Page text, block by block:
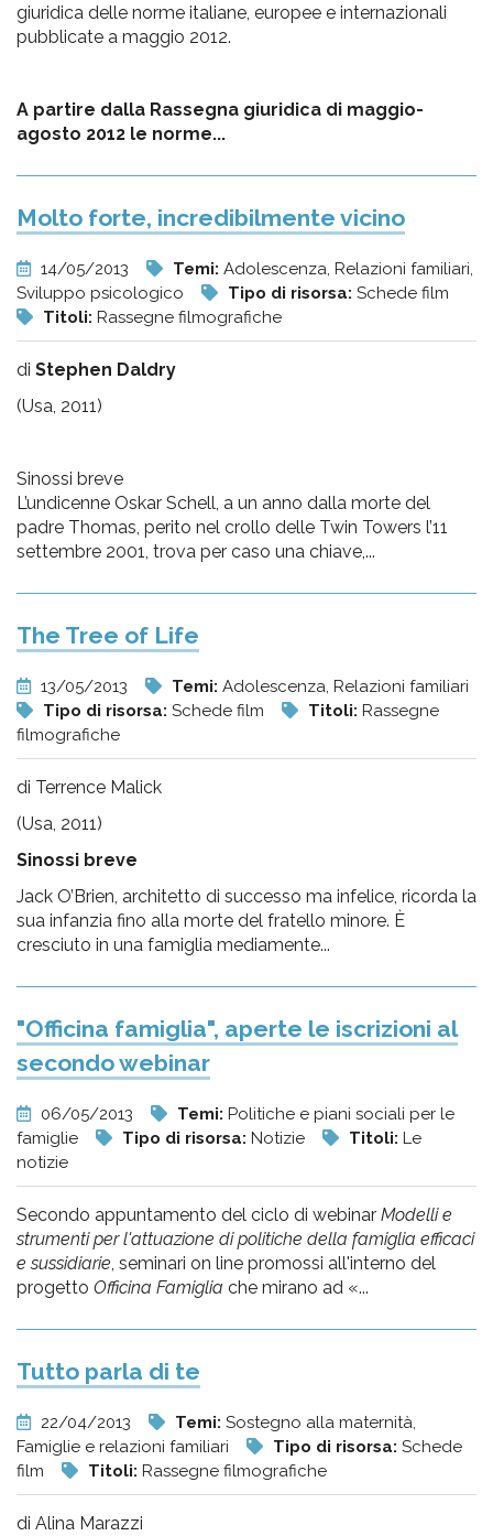
giuridica delle norme italiane, europee e internazionali
pubblicate a maggio 2012.
A partire dalla Rassegna giuridica di maggio-
agosto 2012 le norme...
Molto forte, incredibilmente vicino
14/05/2013 Temi: Adolescenza, Relazioni familiari,
Sviluppo psicologico
Tipo di risorsa: Schede film
Titoli: Rassegne filmografiche
di Stephen Daldry
(Usa, 2011)
Sinossi breve
L’undicenne Oskar Schell, a un anno dalla morte del
padre Thomas, perito nel crollo delle Twin Towers l’11
settembre 2001, trova per caso una chiave,...
The Tree of Life
13/05/2013 Temi: Adolescenza, Relazioni familiari
Tipo di risorsa: Schede film Titoli: Rassegne
filmografiche
di Terrence Malick
(Usa, 2011)
Sinossi breve
Jack O’Brien, architetto di successo ma infelice, ricorda la
sua infanzia fino alla morte del fratello minore. È
cresciuto in una famiglia mediamente...
"Officina famiglia", aperte le iscrizioni al
secondo webinar
06/05/2013 Temi: Politiche e piani sociali per le
famiglie
Tipo di risorsa: Notizie Titoli: Le
notizie
Secondo appuntamento del ciclo di webinar Modelli e
strumenti per l'attuazione di politiche della famiglia efficaci
e sussidiarie, seminari on line promossi all'interno del
progetto Officina Famiglia che mirano ad «...
Tutto parla di te
22/04/2013 Temi: Sostegno alla maternità,
Famiglie e relazioni familiari
Tipo di risorsa: Schede
film
Titoli: Rassegne filmografiche
di Alina Marazzi